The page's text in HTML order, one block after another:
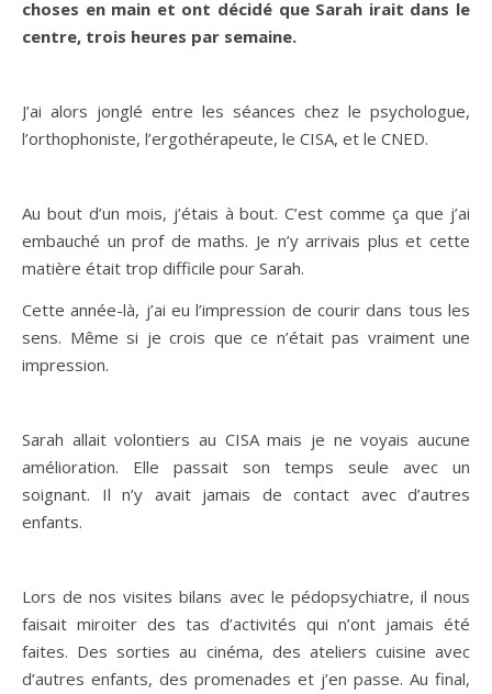
choses en main et ont décidé que Sarah irait dans le
centre, trois heures par semaine.
J’ai alors jonglé entre les séances chez le psychologue,
l’orthophoniste, l’ergothérapeute, le CISA, et le CNED.
Au bout d’un mois, j’étais à bout. C’est comme ça que j’ai
embauché un prof de maths. Je n’y arrivais plus et cette
matière était trop difficile pour Sarah.
Cette année-là, j’ai eu l’impression de courir dans tous les
sens. Même si je crois que ce n’était pas vraiment une
impression.
Sarah allait volontiers au CISA mais je ne voyais aucune
amélioration. Elle passait son temps seule avec un
soignant. Il n’y avait jamais de contact avec d’autres
enfants.
Lors de nos visites bilans avec le pédopsychiatre, il nous
faisait miroiter des tas d’activités qui n’ont jamais été
faites. Des sorties au cinéma, des ateliers cuisine avec
d’autres enfants, des promenades et j’en passe. Au final,